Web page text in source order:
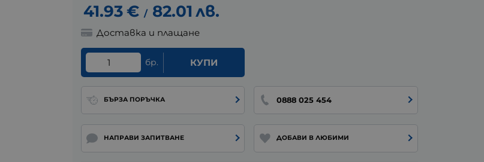
41.93€ / 82.01 лв.
Доставка и плащане
бр. КУПИ
БЪРЗА ПОРЪЧКА 0888 025 454
НАПРАВИ ЗАПИТВАНЕ ДОБАВИ В ЛЮБИМИ